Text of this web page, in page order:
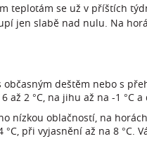
teplotám se už v příštích
jen slabě nad nulu. Na
deštěm nebo s
až 2 °C, na jihu až na -1
nízkou oblačností, na
°C, při vyjasnění až na 8 °C.